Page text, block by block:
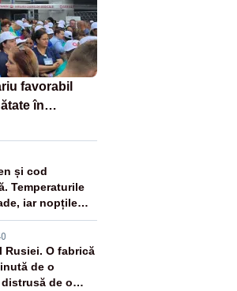
favorabil
în
și cod
Temperaturile
iar nopțile
Rusiei. O fabrică
de o
de o